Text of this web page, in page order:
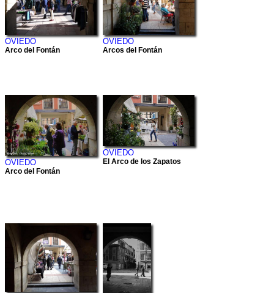
OVIEDO
Arco del Fontán
OVIEDO
Arcos del Fontán
OVIEDO
Arco del Fontán
OVIEDO
El Arco de los Zapatos